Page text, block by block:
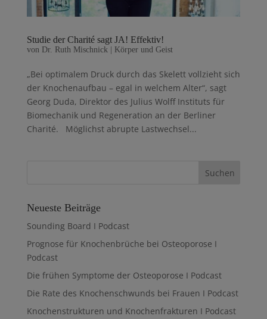
Studie der Charité sagt JA! Effektiv!
von Dr. Ruth Mischnick Körper und Geist
„Bei optimalem Druck durch das Skelett vollzieht sich
der Knochenaufbau – egal in welchem Alter“, sagt
Georg Duda, Direktor des Julius Wolff Instituts für
Biomechanik und Regeneration an der Berliner
Charité. Möglichst abrupte Lastwechsel...
Neueste Beiträge
Sounding Board I Podcast
Prognose für Knochenbrüche bei Osteoporose I
Podcast
Die frühen Symptome der Osteoporose I Podcast
Die Rate des Knochenschwunds bei Frauen I Podcast
Knochenstrukturen und Knochenfrakturen I Podcast